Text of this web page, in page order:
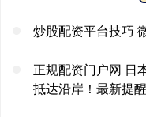
炒股配资平台技巧
正规配资门户网 日
抵达沿岸！最新提